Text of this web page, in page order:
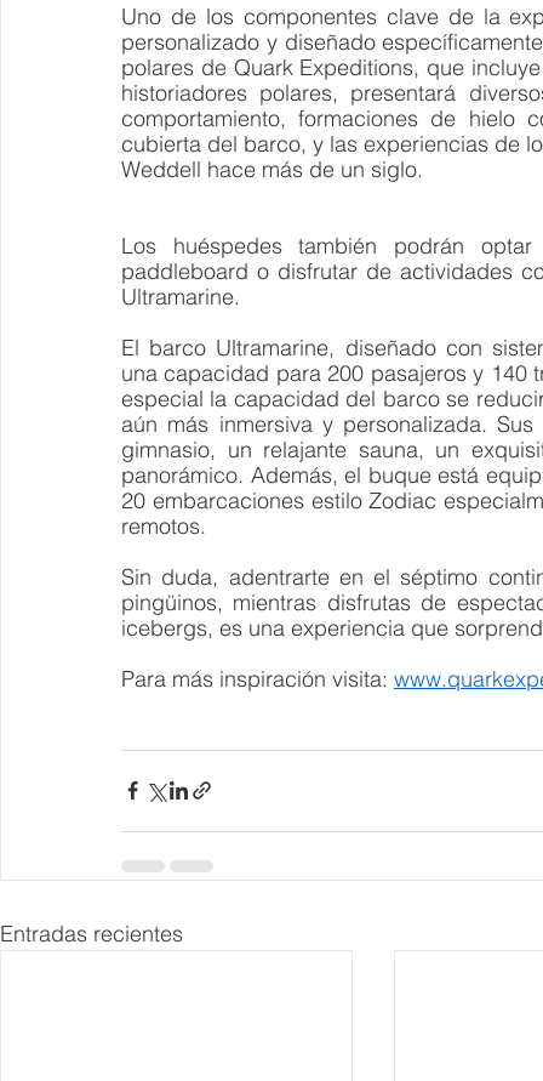
Uno de los componentes clave de la
personalizado y diseñado
polares de Quark Expeditions, que
historiadores polares, presentará
comportamiento, formaciones de hielo
cubierta del barco, y las experiencias de
Weddell hace más de un siglo.
Los huéspedes también podrán
paddleboard o disfrutar de actividades
Ultramarine.
El barco Ultramarine, diseñado con
una capacidad para 200 pasajeros y 140
especial la capacidad del barco se
aún más inmersiva y personalizada.
gimnasio, un relajante sauna, un
panorámico. Además, el buque está
20 embarcaciones estilo Zodiac
remotos.
Sin duda, adentrarte en el séptimo
pingüinos, mientras disfrutas de
icebergs, es una experiencia que
Para más inspiración visita:
Entradas recientes